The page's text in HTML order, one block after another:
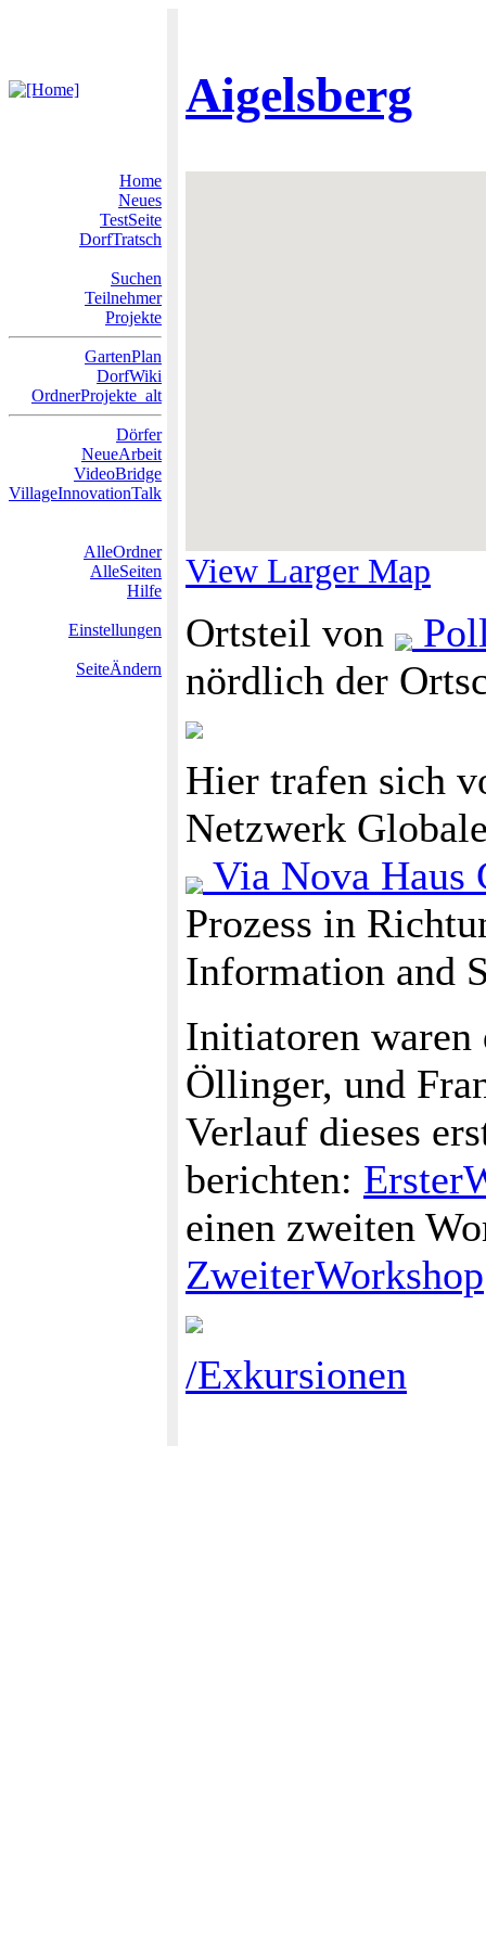
Aigelsberg
Home
Neues
TestSeite
DorfTratsch
Suchen
Teilnehmer
Projekte
GartenPlan
DorfWiki
OrdnerProjekte_alt
Dörfer
NeueArbeit
VideoBridge
VillageInnovationTalk
AlleOrdner
AlleSeiten
Hilfe
Einstellungen
SeiteÄndern
View Larger Map
Ortsteil von
nördlich der
Hier trafen sich
Netzwerk
Via Nova Haus
Prozess in
Information and
Initiatoren waren
Öllinger, und
Verlauf dieses
berichten:
einen zweiten
ZweiterWorkshop
/Exkursionen